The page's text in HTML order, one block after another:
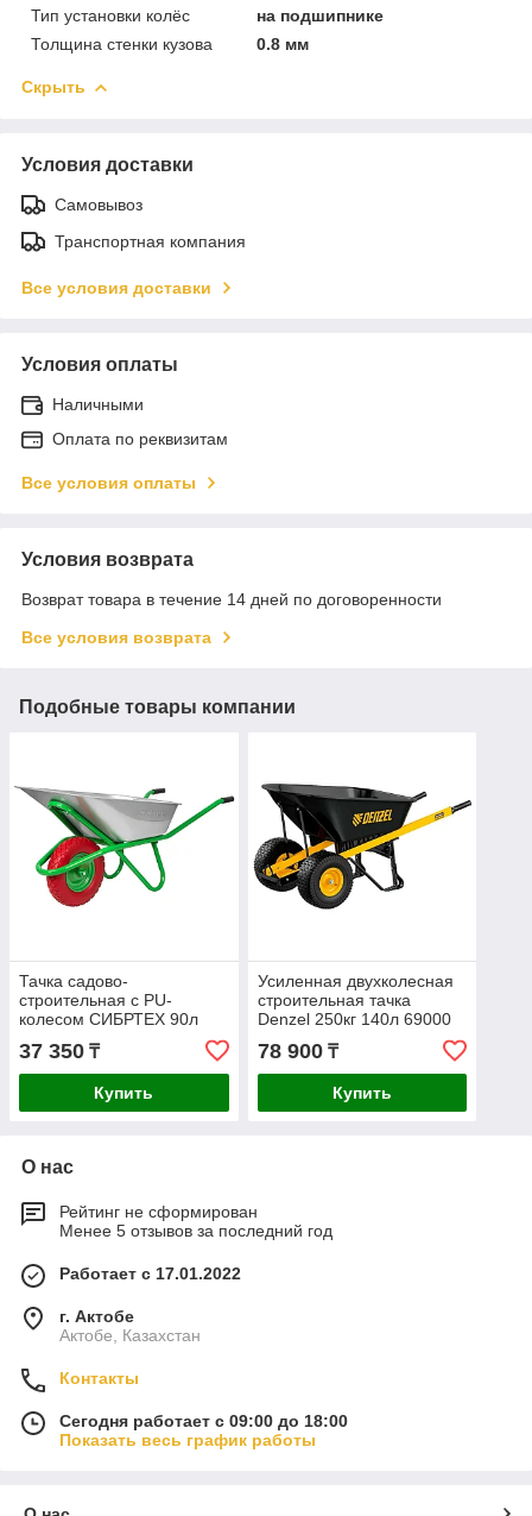
Тип установки колёс
на подшипнике
Толщина стенки кузова
0.8 мм
Скрыть
Условия доставки
Самовывоз
Транспортная компания
Все условия доставки
Условия оплаты
Наличными
Оплата по реквизитам
Все условия оплаты
Условия возврата
Возврат товара в течение 14 дней по договоренности
Все условия возврата
Подобные товары компании
Тачка садово-
строительная с PU-
колесом СИБРТЕХ 90л
180кг 68968
37 350 ₸
Купить
Усиленная двухколесная
строительная тачка
Denzel 250кг 140л 69000
78 900₸
Купить
О нас
Рейтинг не сформирован
Менее 5 отзывов за последний год
Работает с 17.01.2022
г. Актобе
Актобе, Казахстан
Контакты
Сегодня работает с 09:00 до 18:00
Показать весь график работы